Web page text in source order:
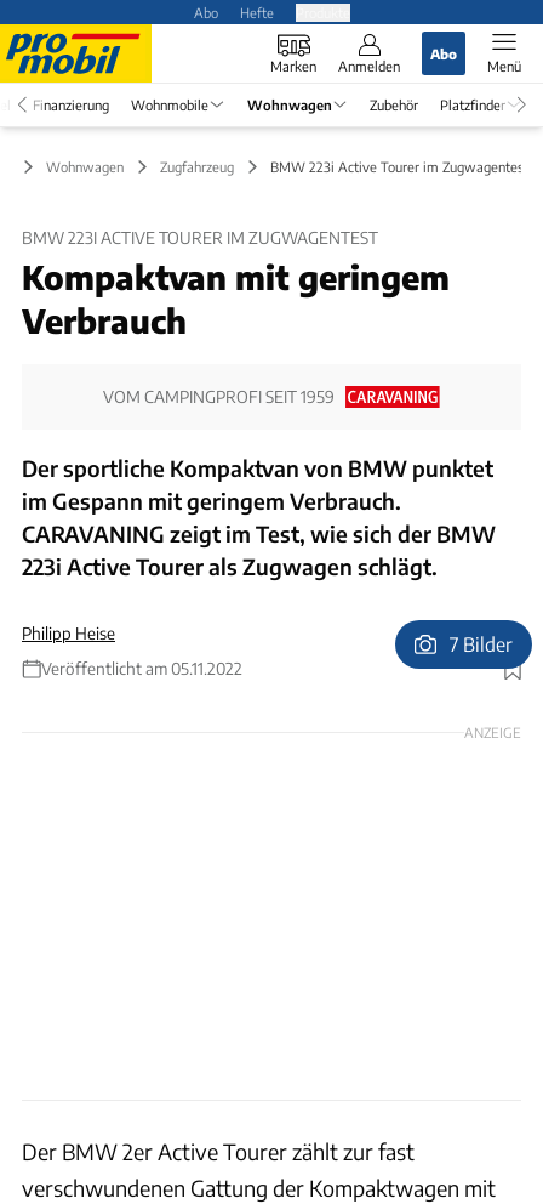
Abo Hefte
Marken Anmelden
Abo
Menü
Finanzierung Wohnmobile Wohnwagen Zubehör Platzfinder
Wohnwagen Zugfahrzeug BMW 223i Active Tourer im Zugwagentest
BMW 223I ACTIVE TOURER IM ZUGWAGENTEST
Kompaktvan mit geringem
Verbrauch
VOM CAMPINGPROFI SEIT 1959
Der sportliche Kompaktvan von BMW punktet
im Gespann mit geringem Verbrauch.
CARAVANING zeigt im Test, wie sich der BMW
223i Active Tourer als Zugwagen schlägt.
Philipp Heise
Veröffentlicht am 05.11.2022
Foto: Andreas Becker
7 Bilder
ANZEIGE
Der BMW 2er Active Tourer zählt zur fast
verschwundenen Gattung der Kompaktwagen mit